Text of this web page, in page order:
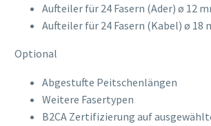
Aufteiler für 24 Fasern (Ader) ø 12
Aufteiler für 24 Fasern (Kabel) ø 18
Optional
Abgestufte Peitschenlängen
Weitere Fasertypen
B2CA Zertifizierung auf